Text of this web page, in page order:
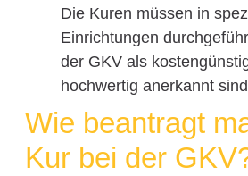
Die Kuren müssen in
Einrichtungen
der GKV als
hochwertig anerkannt
Wie beantragt
Kur bei der